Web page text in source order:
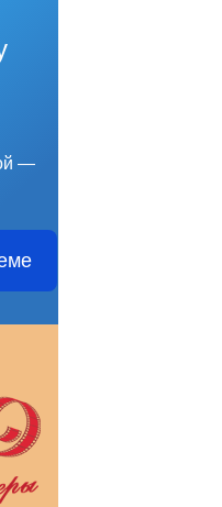
—